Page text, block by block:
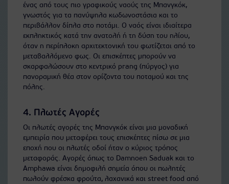
ένας από τους πιο γραφικούς ναούς της Μπανγκόκ,
γνωστός για τα πανύψηλα κωδωνοστάσια και το
περιβάλλον δίπλα στο ποτάμι. Ο ναός είναι ιδιαίτερα
εκπληκτικός κατά την ανατολή ή τη δύση του ηλίου,
όταν η περίπλοκη αρχιτεκτονική του φωτίζεται από το
μεταβαλλόμενο φως. Οι επισκέπτες μπορούν να
σκαρφαλώσουν στο κεντρικό prang (πύργος) για
πανοραμική θέα στον ορίζοντα του ποταμού και της
πόλης.
4. Πλωτές Αγορές
Οι πλωτές αγορές της Μπανγκόκ είναι μια μοναδική
εμπειρία που μεταφέρει τους επισκέπτες πίσω σε μια
εποχή που οι πλωτές οδοί ήταν ο κύριος τρόπος
μεταφοράς. Αγορές όπως το Damnoen Saduak και το
Amphawa είναι δημοφιλή σημεία όπου οι πωλητές
πωλούν φρέσκα φρούτα, λαχανικά και street food από